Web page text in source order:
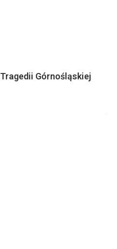
Górnośląskiej